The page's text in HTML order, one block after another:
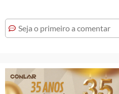
Seja o primeiro a comentar